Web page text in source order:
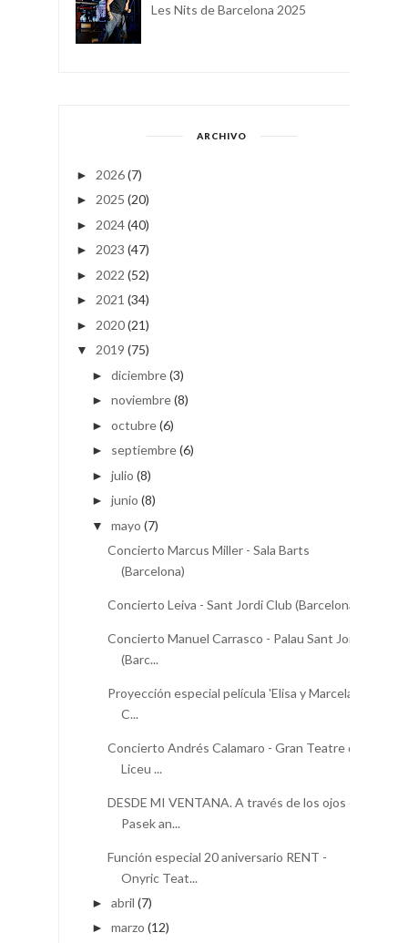
Les Nits de Barcelona 2025
ARCHIVO
► 2026(7)
► 2025 (20)
► 2024(40)
► 2023 (47)
► 2022 (52)
► 2021 (34)
► 2020(21)
▼ 2019 (75)
► diciembre(3)
► noviembre(8)
► octubre(6)
► septiembre(6)
► julio (8)
► junio (8)
▼ mayo (7)
Concierto Marcus Miller - Sala Barts
(Barcelona)
Concierto Leiva - Sant Jordi Club (Barcelona)
Concierto Manuel Carrasco - Palau Sant Jordi
(Barc...
Proyección especial película 'Elisa y Marcela' -
C...
Concierto Andrés Calamaro - Gran Teatre del
Liceu ...
DESDE MI VENTANA. A través de los ojos de
Pasek an...
Función especial 20 aniversario RENT -
Onyric Teat...
► abril (7)
► marzo (12)